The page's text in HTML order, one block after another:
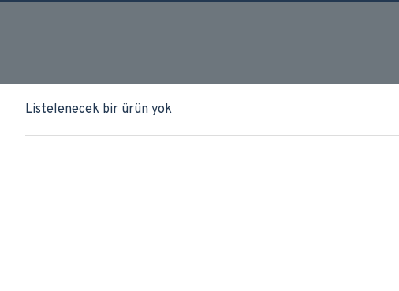
Listelenecek bir ürün yok